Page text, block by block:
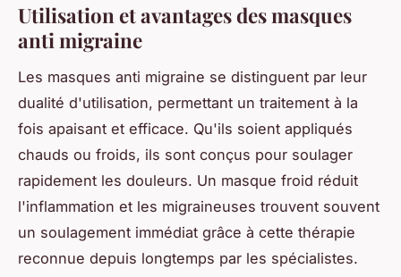
Utilisation et avantages des masques
anti migraine
Les masques anti migraine se distinguent par leur
dualité d'utilisation, permettant un traitement à la
fois apaisant et efficace. Qu'ils soient appliqués
chauds ou froids, ils sont conçus pour soulager
rapidement les douleurs. Un masque froid réduit
l'inflammation et les migraineuses trouvent souvent
un soulagement immédiat grâce à cette thérapie
reconnue depuis longtemps par les spécialistes.